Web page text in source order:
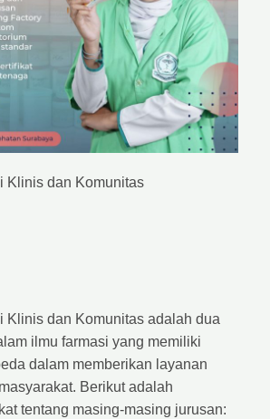
Klinis dan Komunitas
Klinis dan Komunitas adalah dua
ilmu farmasi yang memiliki
dalam memberikan layanan
Berikut adalah
tentang masing-masing jurusan: